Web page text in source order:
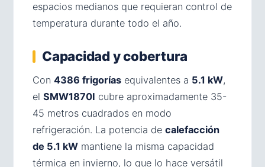
espacios medianos que requieran control de
temperatura durante todo el año.
Capacidad y cobertura
Con 4386 frigorías equivalentes a 5.1 kW,
el SMW1870I cubre aproximadamente 35-
45 metros cuadrados en modo
refrigeración. La potencia de calefacción
de 5.1 kW mantiene la misma capacidad
térmica en invierno, lo que lo hace versátil